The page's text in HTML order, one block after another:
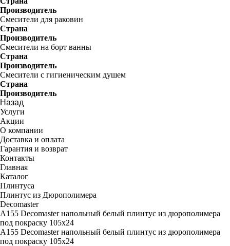
Производитель
Смесители для раковин
Страна
Производитель
Смесители на борт ванны
Страна
Производитель
Смесители с гигиеническим душем
Страна
Производитель
Назад
Услуги
Акции
О компании
Доставка и оплата
Гарантия и возврат
Контакты
Главная
Каталог
Плинтуса
Плинтус из Дюрополимера
Decomaster
A155 Decomaster напольный белый плинтус из дюрополимера
под покраску 105х24
A155 Decomaster напольный белый плинтус из дюрополимера
под покраску 105х24